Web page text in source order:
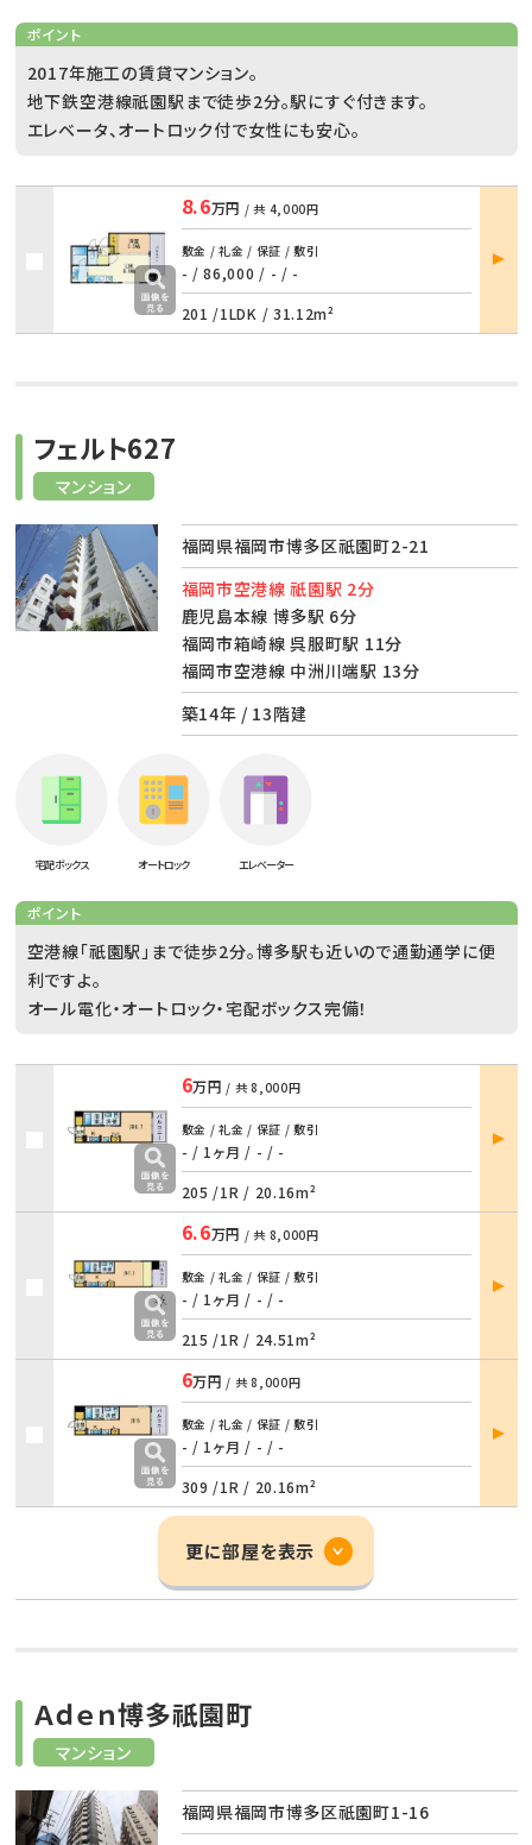
ポイント
2017年施工の賃貸マンション。
地下鉄空港線祇園駅まで徒歩2分。駅にすぐ付きます。
エレベータ、オートロック付で女性にも安心。
8.6万円 / 共 4,000円
敷金 / 礼金 / 保証 / 敷引
- / 86,000 / - / -
201 /1LDK / 31.12m²
部屋
詳細
マンション
フェルト627
福岡県福岡市博多区祇園町2-21
福岡市空港線 祇園駅 2分
鹿児島本線 博多駅 6分
福岡市箱崎線 呉服町駅 11分
福岡市空港線 中洲川端駅 13分
築14年 / 13階建
宅配ボックス オートロック エレベーター
ポイント
空港線「祇園駅」まで徒歩2分。博多駅も近いので通勤通学に便
利ですよ。
オール電化・オートロック・宅配ボックス完備！
6万円 / 共 8,000円
敷金 / 礼金 / 保証 / 敷引
- / 1ヶ月 / - / -
205 /1R / 20.16m²
部屋
詳細
6.6万円 / 共 8,000円
敷金 / 礼金 / 保証 / 敷引
- / 1ヶ月 / - / -
215 /1R / 24.51m²
部屋
詳細
6万円 / 共 8,000円
敷金 / 礼金 / 保証 / 敷引
- / 1ヶ月 / - / -
309 /1R / 20.16m²
部屋
詳細
更に部屋を表示
マンション
Ａｄｅｎ博多祇園町
福岡県福岡市博多区祇園町1-16